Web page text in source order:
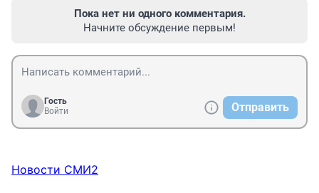
Пока нет ни одного комментария.
Начните обсуждение первым!
Гость
Войти
Отправить
Новости СМИ2